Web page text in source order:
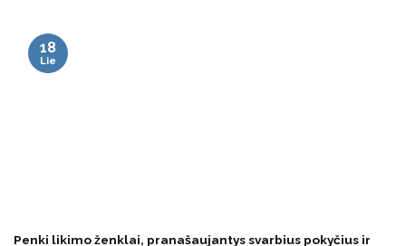
Penki likimo ženklai, pranašaujantys svarbius pokyčius ir
18
Lie